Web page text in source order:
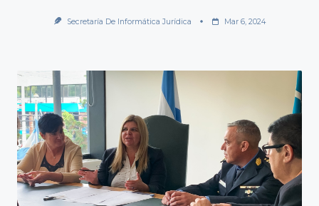
Secretaría De Informática Jurídica Mar 6, 2024